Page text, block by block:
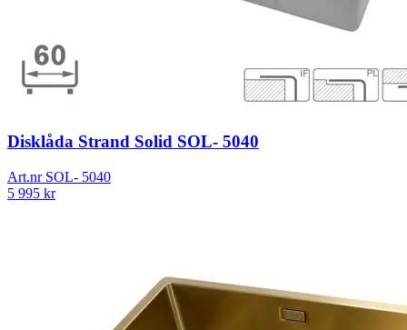
Disklåda Strand Solid SOL- 5040
Art.nr SOL- 5040
5 995 kr